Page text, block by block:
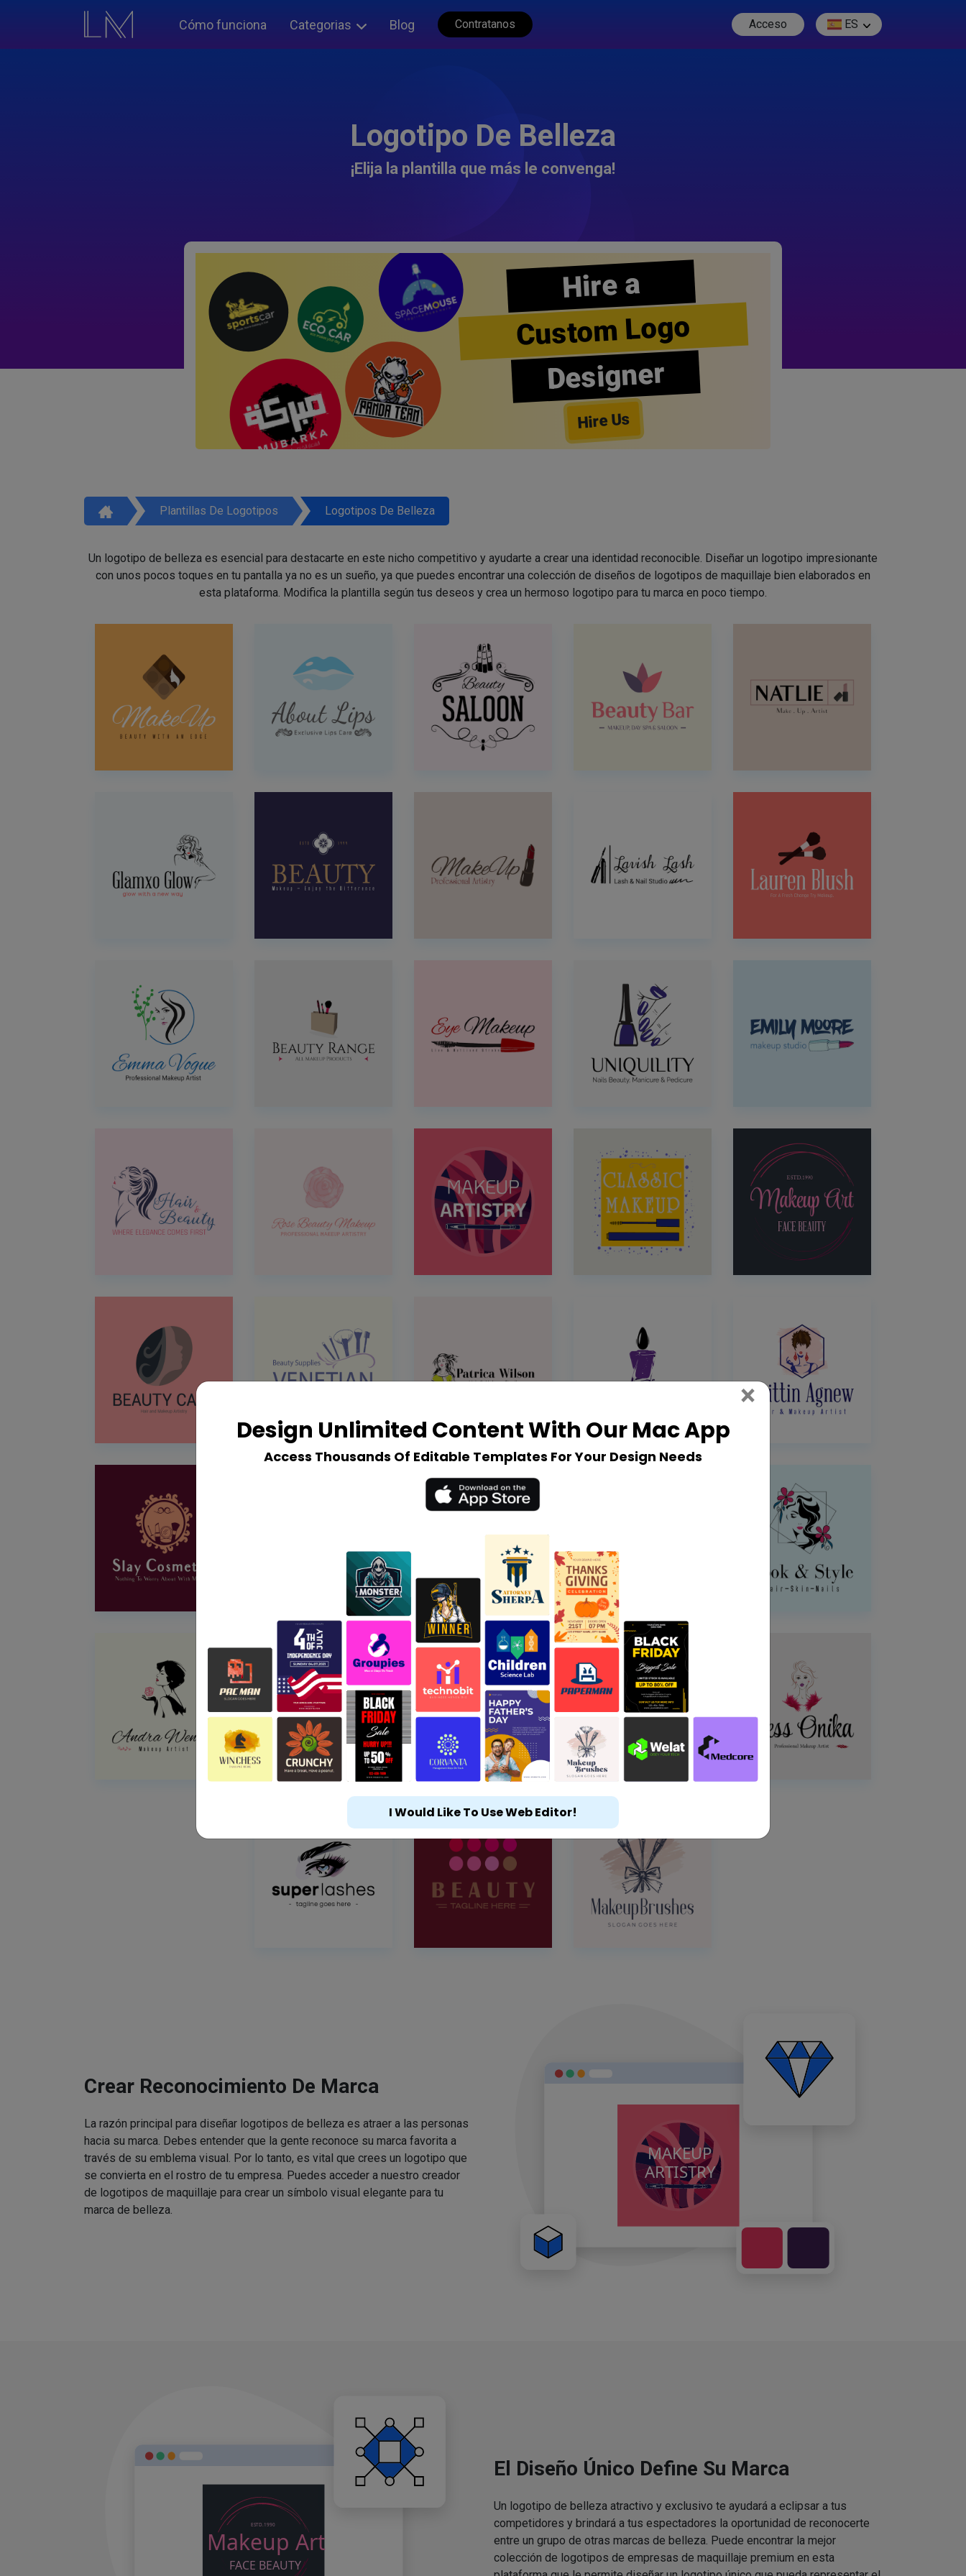
Cómo funciona Categorias Blog Contratanos Acceso ES
Logotipo De Belleza
¡Elija la plantilla que más le convenga!
Hire a
Custom Logo
Designer
Hire Us
Plantillas De Logotipos Logotipos De Belleza
Un logotipo de belleza es esencial para destacarte en este nicho competitivo y ayudarte a crear una identidad reconocible. Diseñar un logotipo impresionante
con unos pocos toques en tu pantalla ya no es un sueño, ya que puedes encontrar una colección de diseños de logotipos de maquillaje bien elaborados en
esta plataforma. Modifica la plantilla según tus deseos y crea un hermoso logotipo para tu marca en poco tiempo.
Crear Reconocimiento De Marca
La razón principal para diseñar logotipos de belleza es atraer a las personas
hacia su marca. Debes entender que la gente reconoce su marca favorita a
través de su emblema visual. Por lo tanto, es vital que crees un logotipo que
se convierta en el rostro de tu empresa. Puedes acceder a nuestro creador
de logotipos de maquillaje para crear un símbolo visual elegante para tu
marca de belleza.
El Diseño Único Define Su Marca
Un logotipo de belleza atractivo y exclusivo te ayudará a eclipsar a tus
competidores y brindará a tus espectadores la oportunidad de reconocerte
entre un grupo de otras marcas de belleza. Puede encontrar la mejor
colección de logotipos de empresas de maquillaje premium en esta
Design Unlimited Content With Our Mac App
Access Thousands Of Editable Templates For Your Design Needs
× Close
I Would Like To Use Web Editor!